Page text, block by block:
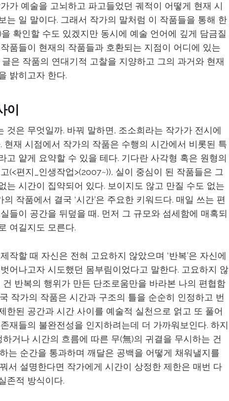
가 예술을 고뇌하고 파고들었던 궤적이 어떻게 현재 시
는 일 말이다. 그래서 작가의 말처럼 이 작품들을 통해 한
확인할 수도 있겠지만 동시에 예술 언어에 깊게 담금질
품들이 현재의 작품들과 호환되는 지점이 어디에 있는
은 작품의 연대기적 고찰을 지양하고 그의 과거와 현재
밝히고자 한다.
이
것은 무엇일까. 바꿔 말하면, 조소희라는 작가가 전시에
현재 시점에서 작가의 작품은 수행의 시간에서 비롯된 특
고 얕게 요약할 수 있을 테다. 기다란 사각형 혹은 원형의
(<편지_인생작업>(2007~)), 실이 중심이 된 작품들은 그
는 시간이 집약되어 있다. 보이지도 않고 만질 수도 없는
작품에서 결국 ‘시간’은 주요한 키워드다. 매일 쓰는 편
들이 공간을 뒤덮을 때, 먼저 그 규모와 섬세함에 매혹되
여길지도 모른다.
작할 때 자신은 전혀 고요하지 않았으며 ‘반복’은 자신에
어나고자 시도했던 몸부림이었다고 말한다. 고요하지 않
반복의 행위가 만든 단조로움만을 바라본 나의 편협함
작가의 작품은 시간과 구조의 틀을 순순히 인정하고 번
한된 공간과 시간 사이를 예술적 실천으로 얽고 또 풀어
재들의 불완전성을 인지하려는데 더 가까워보인다. 하지
거나 시간의 흐름에 따른 무(無)의 귀결을 무시하는 건
는 순간을 통과하며 깨달은 공백을 어떻게 채워낼지를
서 설명한다면 작가에게 시간이 상정한 제한은 매번 다
존적 방식이다.